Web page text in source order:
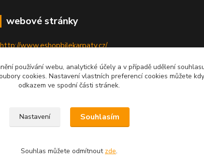
webové stránky
http://www.eshopbilekarpaty.cz/
http://csop.bilekarpaty.cz/
http://www.dumprirody.cz/bilekarpaty
používání webu, analytické účely a v případě udělení
cookies. Nastavení vlastních preferencí cookies můžete
odkazem ve spodní části stránek.
Nastavení Souhlasím
Souhlas můžete odmítnout zde.